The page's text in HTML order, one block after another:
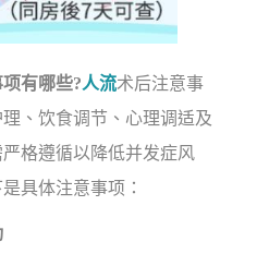
有哪些?人流术后注意事
、饮食调节、心理调适及
格遵循以降低并发症风
具体注意事项：